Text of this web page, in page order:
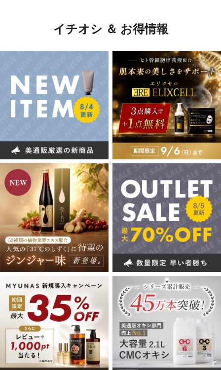
イチオシ ＆ お得情報